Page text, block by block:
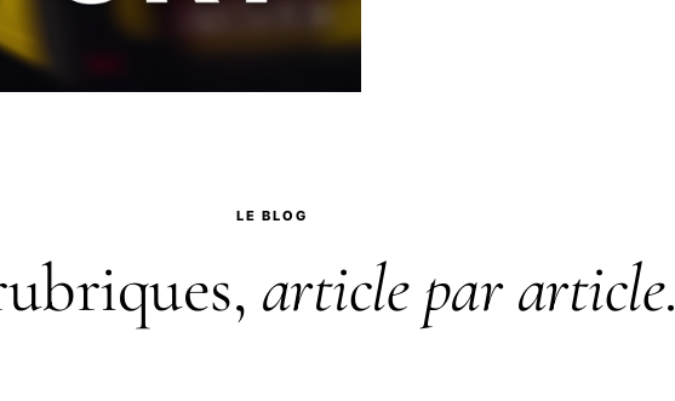
LE BLOG
article par article.